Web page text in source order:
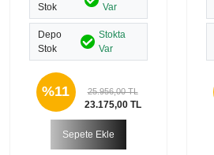
Stok
Var
Depo
Stok
Stokta
Var
%11 25.956,00 TL
23.175,00 TL
Sepete Ekle